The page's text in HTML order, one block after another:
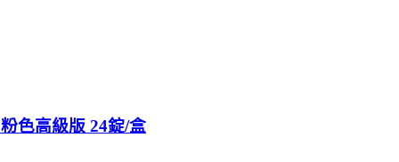
色高級版 24錠/盒